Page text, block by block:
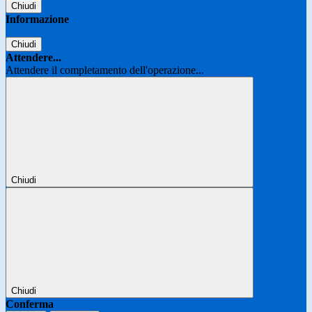
Chiudi
Informazione
Chiudi
Attendere...
Attendere il completamento dell'operazione...
Chiudi
Chiudi
Conferma